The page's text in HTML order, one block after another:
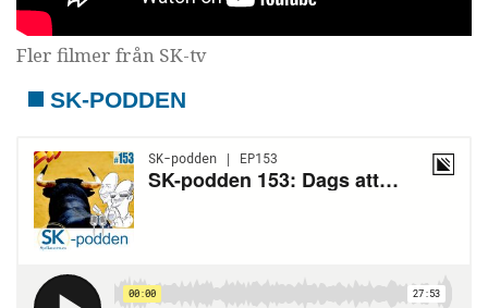
Fler filmer från SK-tv
SK-PODDEN